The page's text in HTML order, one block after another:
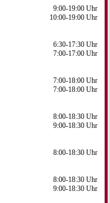
9:00-19:00 Uhr
10:00-19:00 Uhr
6:30-17:30 Uhr
7:00-17:00 Uhr
7:00-18:00 Uhr
7:00-18:00 Uhr
8:00-18:30 Uhr
9:00-18:30 Uhr
8:00-18:30 Uhr
8:00-18:30 Uhr
9:00-18:30 Uhr